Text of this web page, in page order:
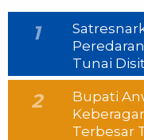
1
Tunai
2
Bupati
Terbesar